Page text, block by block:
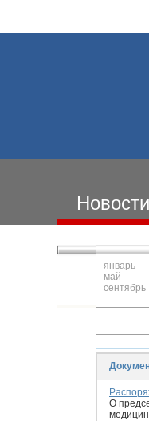
Новости
январь
май
сентябрь
О